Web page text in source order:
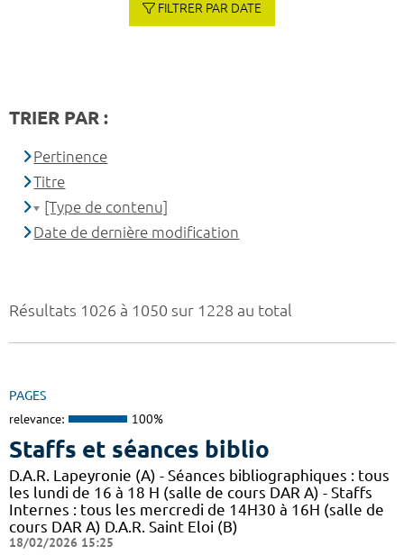
Résultats 1026 à 1050 sur 1228 au total
PAGES
relevance: 100%
Staffs et séances biblio
D.A.R. Lapeyronie (A) - Séances bibliographiques : tous
les lundi de 16 à 18 H (salle de cours DAR A) - Staffs
Internes : tous les mercredi de 14H30 à 16H (salle de
cours DAR A) D.A.R. Saint Eloi (B)
18/02/2026 15:25
FILTRER PAR DATE
TRIER PAR :
Pertinence
Titre
[Type de contenu]
Date de dernière modification